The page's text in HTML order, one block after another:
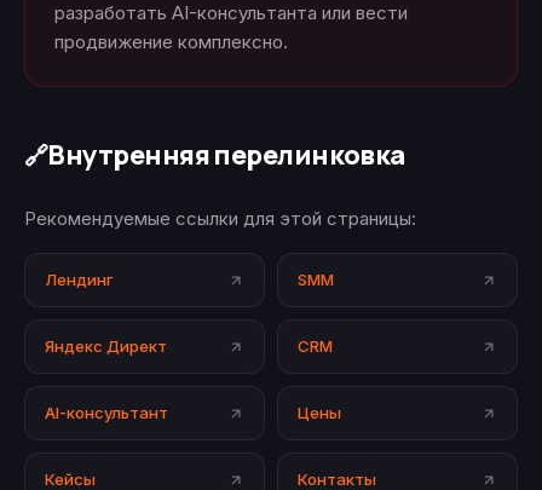
разработать AI-консультанта или вести
продвижение комплексно.
🔗Внутренняя перелинковка
Рекомендуемые ссылки для этой страницы:
Лендинг SMM
Яндекс Директ CRM
AI-консультант Цены
Кейсы Контакты